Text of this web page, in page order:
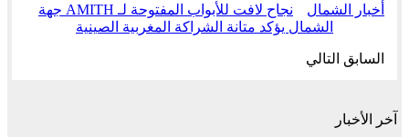
أخبار الشمال
نجاح لافت للأبواب المفتوحة لـ AMITH جهة
الشمال يؤكد متانة الشراكة المغربية الصينية
السابق التالي
آخر الأخبار